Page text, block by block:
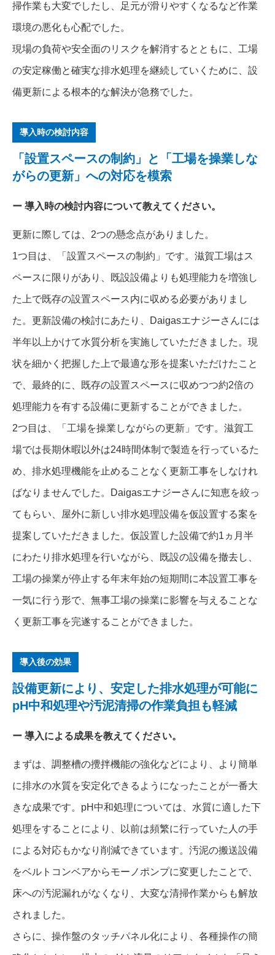
掃作業も大変でしたし、足元が滑りやすくなるなど作業
環境の悪化も心配でした。
現場の負荷や安全面のリスクを解消するとともに、工場
の安定稼働と確実な排水処理を継続していくために、設
備更新による根本的な解決が急務でした。
導入時の検討内容
「設置スペースの制約」と「工場を操業しな
がらの更新」への対応を模索
導入時の検討内容について教えてください。
更新に際しては、2つの懸念点がありました。
1つ目は、「設置スペースの制約」です。滋賀工場はス
ペースに限りがあり、既設設備よりも処理能力を増強し
た上で既存の設置スペース内に収める必要がありまし
た。更新設備の検討にあたり、Daigasエナジーさんには
半年以上かけて水質分析を実施していただきました。現
状を細かく把握した上で最適な形を提案いただけたこと
で、最終的に、既存の設置スペースに収めつつ約2倍の
処理能力を有する設備に更新することができました。
2つ目は、「工場を操業しながらの更新」です。滋賀工
場では長期休暇以外は24時間体制で製造を行っているた
め、排水処理機能を止めることなく更新工事をしなけれ
ばなりませんでした。Daigasエナジーさんに知恵を絞っ
てもらい、屋外に新しい排水処理設備を仮設置する案を
提案していただきました。仮設置した設備で約1ヵ月半
にわたり排水処理を行いながら、既設の設備を撤去し、
工場の操業が停止する年末年始の短期間に本設置工事を
一気に行う形で、無事工場の操業に影響を与えることな
く更新工事を完遂することができました。
導入後の効果
設備更新により、安定した排水処理が可能に
pH中和処理や汚泥清掃の作業負担も軽減
導入による成果を教えてください。
まずは、調整槽の攪拌機能の強化などにより、より簡単
に排水の水質を安定化できるようになったことが一番大
きな成果です。pH中和処理については、水質に適した下
処理をすることにより、以前は頻繁に行っていた人の手
による対応もかなり削減できています。汚泥の搬送設備
をベルトコンベアからモーノポンプに変更したことで、
床への汚泥漏れがなくなり、大変な清掃作業からも解放
されました。
さらに、操作盤のタッチパネル化により、各種操作の簡